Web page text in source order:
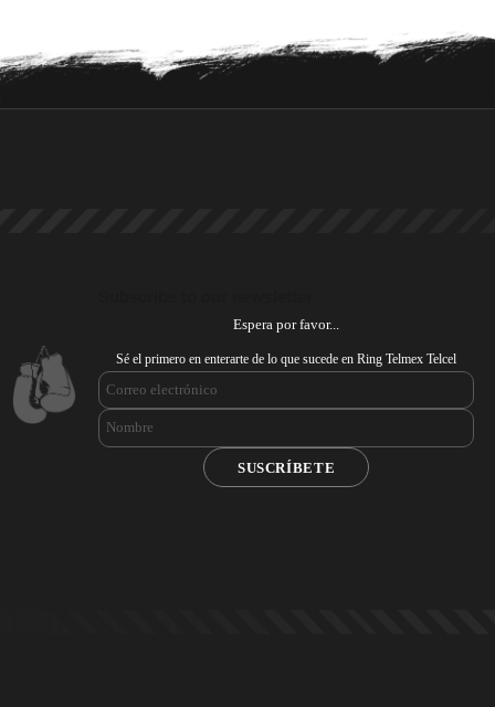
Espera por favor...
Sé el primero en enterarte de lo que sucede en Ring Telmex Telcel